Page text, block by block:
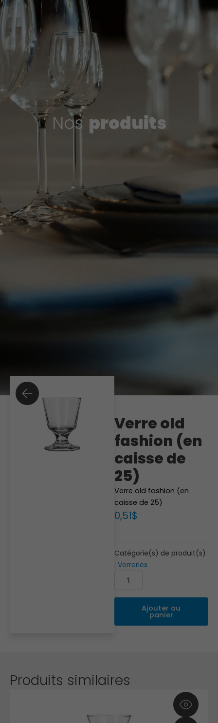
Nos produits
Verre old
fashion (en
caisse de
25)
Verre old fashion (en
caisse de 25)
0,51$
Catégorie(s) de produit(s)
: Verreries
(en
Ajouter au
panier
Produits similaires